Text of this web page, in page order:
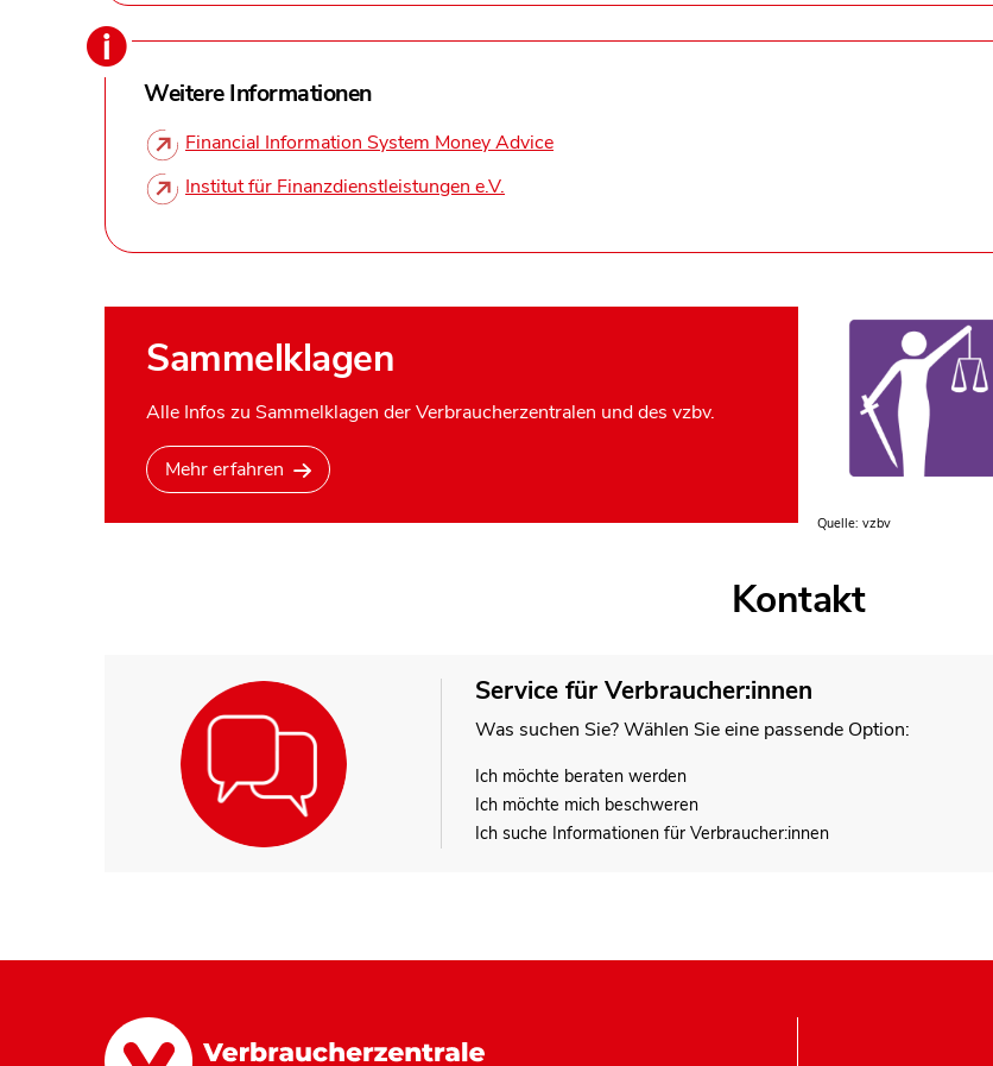
Weitere Informationen
Financial Information System Money Advice
Institut für Finanzdienstleistungen e.V.
Sammelklagen
Alle Infos zu Sammelklagen der Verbraucherzentralen und des vzbv.
Mehr erfahren
Quelle: vzbv
Kontakt
Service für Verbraucher:innen
Was suchen Sie? Wählen Sie eine passende Option:
Ich möchte beraten werden
Ich möchte mich beschweren
Ich suche Informationen für Verbraucher:innen